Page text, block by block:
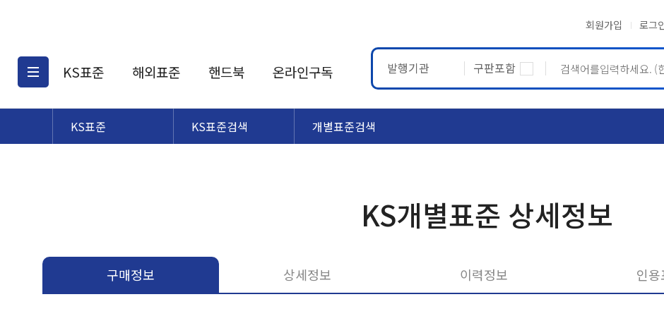
회원가입 로그
KS표준
KS표준검색
해외표준
해외표준검색
핸드북 온라인구독 발행기관 구판포함
KS표준 KS표준검색 개별표준검색
KS개별표준 상세정보
구매정보 상세정보 이력정보 인